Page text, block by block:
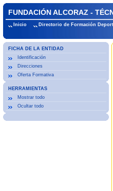
FUNDACIÓN ALCORAZ -
Inicio Directorio de Formación
FICHA DE LA ENTIDAD
Identificación
Direcciones
Oferta Formativa
HERRAMIENTAS
Mostrar todo
Ocultar todo